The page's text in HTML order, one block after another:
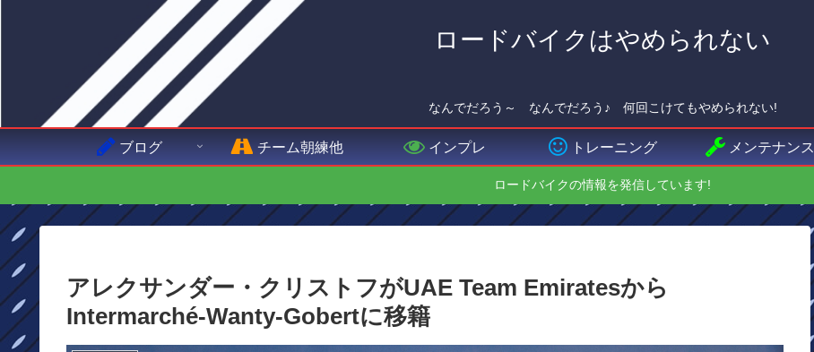
ロードバイクはやめられない
なんでだろう～ なんでだろう♪ 何回こけてもやめられない!
ブログ チーム朝練他 インプレ トレーニング メンテナンス
ロードバイクの情報を発信しています!
アレクサンダー・クリストフがUAE Team Emiratesから
Intermarché-Wanty-Gobertに移籍